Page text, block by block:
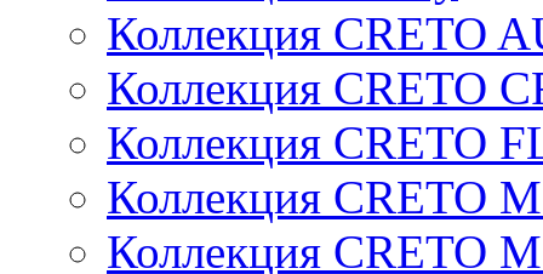
Коллекция CRETO
Коллекция CRETO
Коллекция CRETO
Коллекция CRETO
Коллекция CRETO